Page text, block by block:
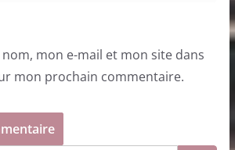
mon e-mail et mon site dans
mon prochain commentaire.